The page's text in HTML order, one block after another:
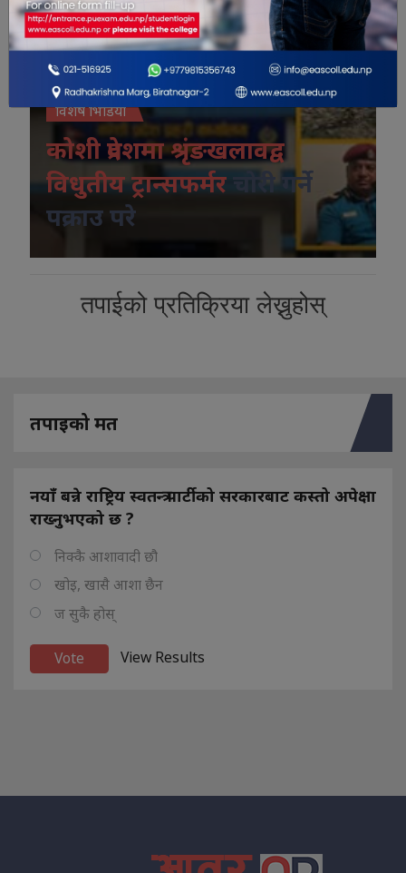
विशेष भिडियो
कोशी प्रदेशमा श्रृंङखलावद्व
विधुतीय ट्रान्सफर्मर
चोरी गर्ने
पक्राउ परे
तपाईको प्रतिक्रिया लेख्नुहोस्
तपाइको मत
नयाँ बन्ने राष्ट्रिय स्वतन्त्र पार्टीको सरकारबाट कस्तो अपेक्षा
राख्नुभएको छ ?
निक्कै आशावादी छौ
खोइ, खासै आशा छैन
ज सुकै होस्
View Results